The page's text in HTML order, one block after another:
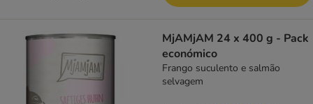
MjAMjAM 24 x 400 g - Pack
económico
Frango suculento e salmão
selvagem